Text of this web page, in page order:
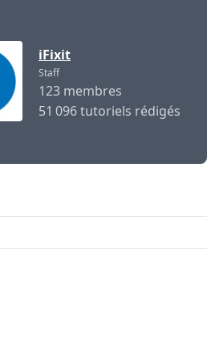
iFixit
Staff
123 membres
51 096 tutoriels rédigés